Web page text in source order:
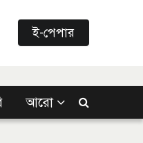
ই-পেপার
আরো